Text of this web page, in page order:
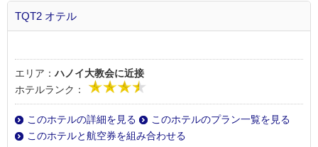
TQT2 オテル
エリア：ハノイ大教会に近接
ホテルランク：
このホテルの詳細を見る
このホテルのプラン一覧を見る
このホテルと航空券を組み合わせる